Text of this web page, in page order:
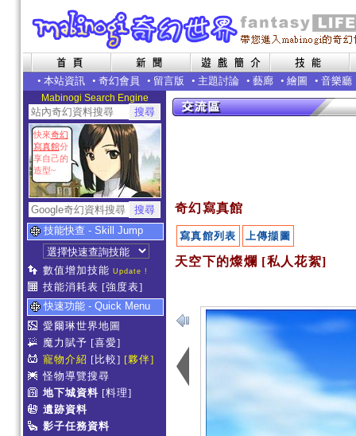
• 本站資訊 • 奇幻會員 • 留言版 • 主題討論 • 藝廊 • 繪圖 • 音樂廳
Mabinogi Search Engine
快來奇幻
寫真館分
享自己的
造型~
技能快查 - Skill Jump
數值增加技能 Update !
技能消耗表 [強度表]
快速功能 - Quick Menu
愛爾琳世界地圖
魔力賦予 [喜愛]
寵物介紹 [比較] [夥伴]
怪物導覽搜尋
地下城資料 [料理]
遺跡資料
影子任務資料
奇幻寫真館
寫真館列表 上傳擷圖
天空下的燦爛 [私人花絮]